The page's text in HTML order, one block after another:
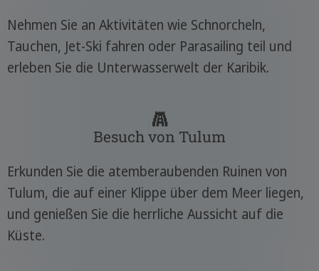
Nehmen Sie an Aktivitäten wie Schnorcheln,
Tauchen, Jet-Ski fahren oder Parasailing teil und
erleben Sie die Unterwasserwelt der Karibik.
Besuch von Tulum
Erkunden Sie die atemberaubenden Ruinen von
Tulum, die auf einer Klippe über dem Meer liegen,
und genießen Sie die herrliche Aussicht auf die
Küste.